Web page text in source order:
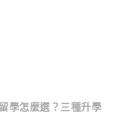
學怎麼選？三種升學